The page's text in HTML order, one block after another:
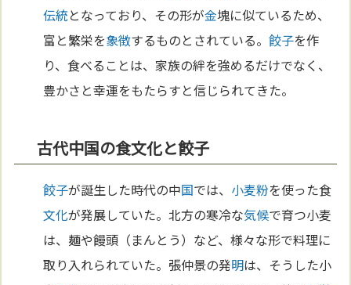
伝統となっており、その形が金塊に似ているため、
富と繁栄を象徴するものとされている。餃子を作
り、食べることは、家族の絆を強めるだけでなく、
豊かさと幸運をもたらすと信じられてきた。
古代中国の食文化と餃子
餃子が誕生した時代の中国では、 小麦粉を使った食
文化が発展していた。北方の寒冷な気候で育つ小麦
は、麺や饅頭（まんとう）など、様々な形で料理に
取り入れられていた。張仲景の発明は、そうした小